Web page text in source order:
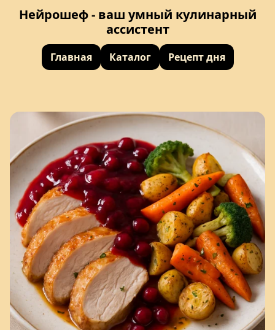
Нейрошеф - ваш умный кулинарный
ассистент
Главная Каталог Рецепт дня